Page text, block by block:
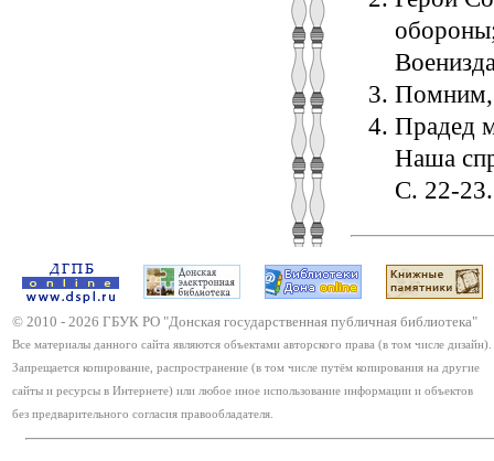
Помним,
Прадед
Наша
С. 22-23.
© 2010 - 2026 ГБУК РО "Донская государственная публичная библиотека"
Все материалы данного сайта являются объектами авторского права (в том числе дизайн).
Запрещается копирование, распространение (в том числе путём копирования на другие
сайты и ресурсы в Интернете) или любое иное использование информации и объектов
без предварительного согласия правообладателя.